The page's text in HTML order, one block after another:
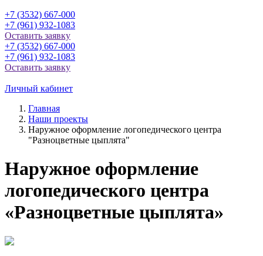
+7 (3532) 667-000
+7 (961) 932-1083
Оставить заявку
+7 (3532) 667-000
+7 (961) 932-1083
Оставить заявку
Личный кабинет
Главная
Наши проекты
Наружное оформление логопедического центра
"Разноцветные цыплята"
Наружное оформление
логопедического центра
«Разноцветные цыплята»